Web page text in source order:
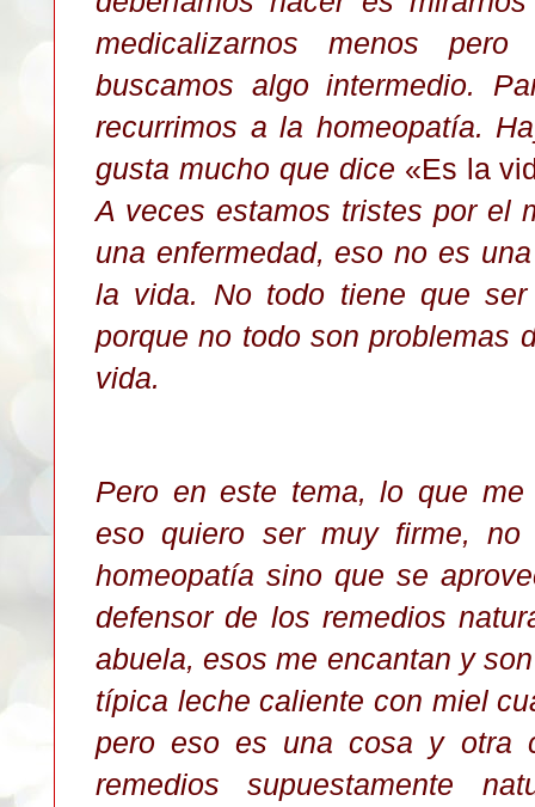
medicalizarnos menos
buscamos algo intermedio.
recurrimos a la homeopatía.
gusta mucho que dice «Es la
A veces estamos tristes por el
una enfermedad, eso no es
la vida. No todo tiene que
porque no todo son problemas
vida.
Pero en este tema, lo que
eso quiero ser muy firme,
homeopatía sino que se
defensor de los remedios
abuela, esos me encantan y
típica leche caliente con miel
pero eso es una cosa y otra
remedios supuestamente